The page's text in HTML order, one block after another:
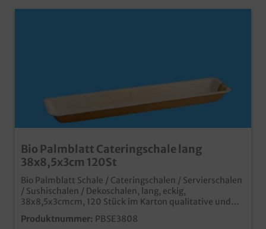
Bio Palmblatt Cateringschale lang
38x8,5x3cm 120St
Bio Palmblatt Schale / Cateringschalen / Servierschalen
/ Sushischalen / Dekoschalen, lang, eckig,
38x8,5x3cmcm, 120 Stück im Karton qualitative und
stylische Palmblatt Schalen extra lang und schmal,
ideal für Desserts, Shots, Fingerfood und Snacks in Bar
Produktnummer: PBSE3808